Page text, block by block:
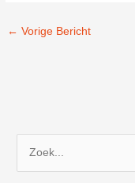
← Vorige Bericht